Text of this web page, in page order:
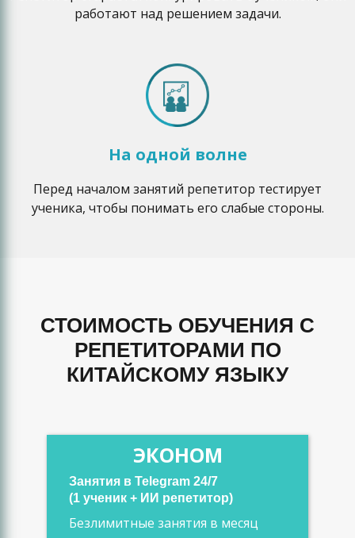
работают над решением задачи.
На одной волне
Перед началом занятий репетитор тестирует
ученика, чтобы понимать его слабые стороны.
СТОИМОСТЬ ОБУЧЕНИЯ С
РЕПЕТИТОРАМИ ПО
КИТАЙСКОМУ ЯЗЫКУ
ЭКОНОМ
Занятия в Telegram 24/7
(1 ученик + ИИ репетитор)
Безлимитные занятия в месяц